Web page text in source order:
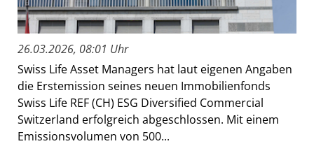
26.03.2026, 08:01 Uhr
Swiss Life Asset Managers hat laut eigenen Angaben
die Erstemission seines neuen Immobilienfonds
Swiss Life REF (CH) ESG Diversified Commercial
Switzerland erfolgreich abgeschlossen. Mit einem
Emissionsvolumen von 500...